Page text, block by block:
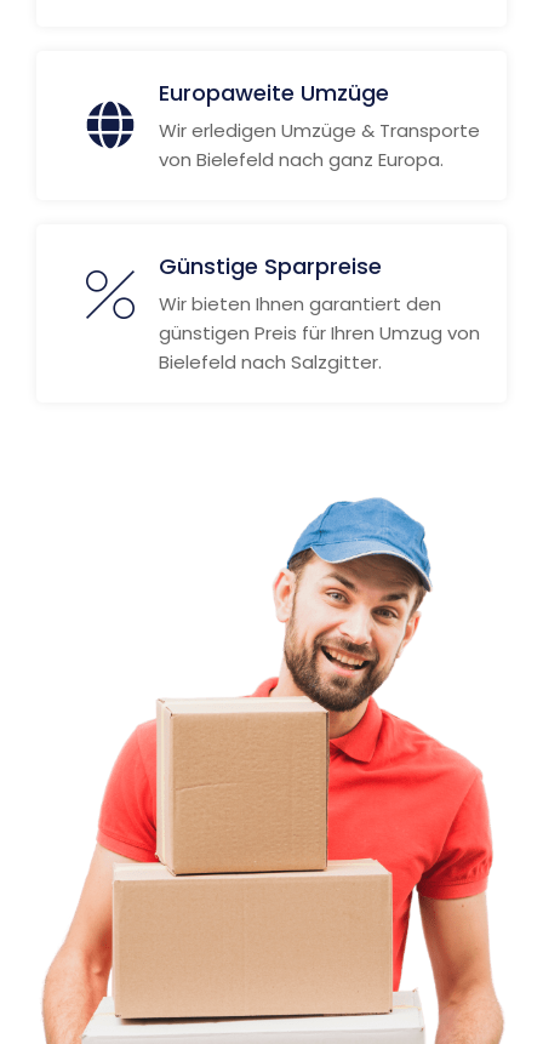
Europaweite Umzüge
Wir erledigen Umzüge & Transporte
von Bielefeld nach ganz Europa.
Günstige Sparpreise
Wir bieten Ihnen garantiert den
günstigen Preis für Ihren Umzug von
Bielefeld nach Salzgitter.